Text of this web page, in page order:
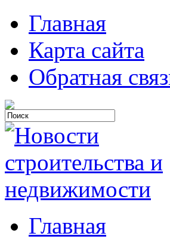
Главная
Карта сайта
Обратная
Главная